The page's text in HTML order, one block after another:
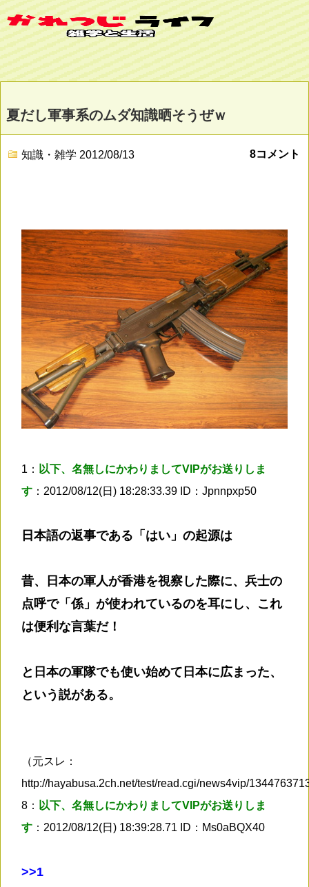
夏だし軍事系のムダ知識晒そうぜｗ
知識・雑学 2012/08/13 8コメント
1： 以下、名無しにかわりましてVIPがお送りしま
す ：2012/08/12(日) 18:28:33.39 ID：Jpnnpxp50
日本語の返事である「はい」の起源は
昔、日本の軍人が香港を視察した際に、兵士の
点呼で「係」が使われているのを耳にし、これ
は便利な言葉だ！
と日本の軍隊でも使い始めて日本に広まった、
という説がある。
（元スレ：
http://hayabusa.2ch.net/test/read.cgi/news4vip/
8： 以下、名無しにかわりましてVIPがお送りしま
す ：2012/08/12(日) 18:39:28.71 ID：Ms0aBQX40
>>1